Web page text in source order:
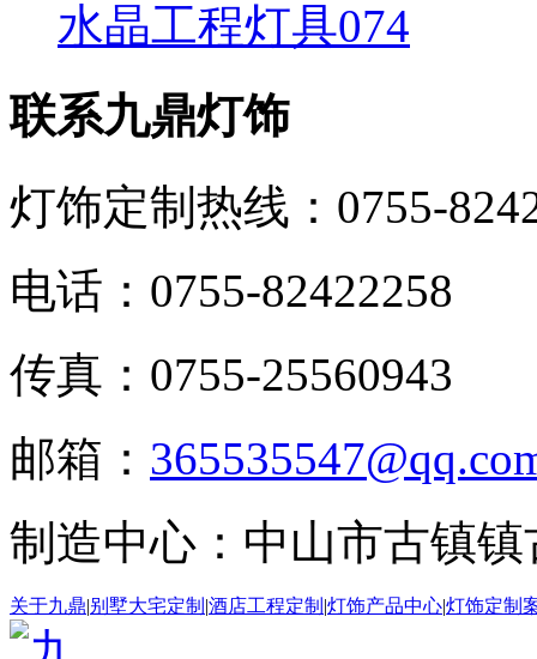
水晶工程灯具074
联系九鼎灯饰
灯饰定制热线： 0755-
电话：0755-82422258
传真：0755-25560943
邮箱：
制造中心：中山市古镇
关于九鼎|别墅大宅定制 |酒店工程定制 |灯饰产品中心|灯饰定制